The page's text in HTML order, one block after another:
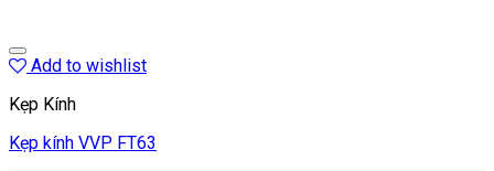
Add to wishlist
Kẹp Kính
Kẹp kính VVP FT63